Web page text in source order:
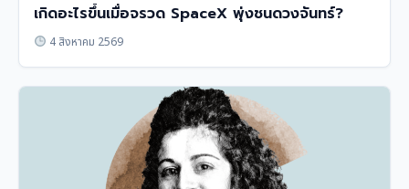
เกิดอะไรขึ้นเมื่อจรวด SpaceX พุ่งชนดวงจันทร์?
4 สิงหาคม 2569